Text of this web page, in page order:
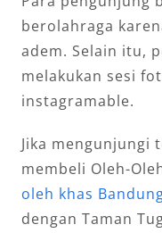
berolahraga
adem. Selain itu,
melakukan sesi
instagramable.
Jika mengunjungi
membeli Oleh-
oleh khas
dengan Taman